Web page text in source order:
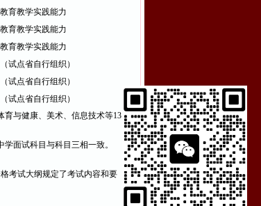
教育教学实践能力
教育教学实践能力
教育教学实践能力
（试点省自行组织）
（试点省自行组织）
（试点省自行组织）
与健康、美术、信息技术等13
面试科目与科目三相一致。
考试大纲规定了考试内容和要